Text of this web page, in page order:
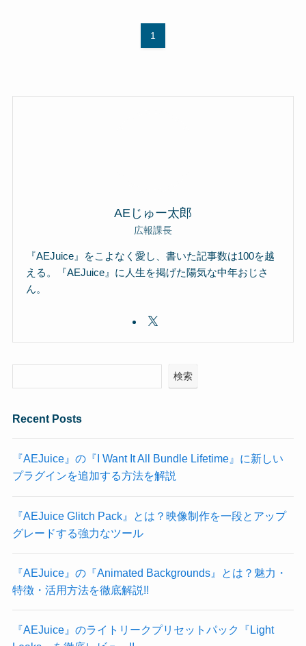
1
AEじゅー太郎
広報課長
『AEJuice』をこよなく愛し、書いた記事数は100を越
える。『AEJuice』に人生を掲げた陽気な中年おじさ
ん。
検索
Recent Posts
『AEJuice』の『I Want It All Bundle Lifetime』に新しい
プラグインを追加する方法を解説
『AEJuice Glitch Pack』とは？映像制作を一段とアップ
グレードする強力なツール
『AEJuice』の『Animated Backgrounds』とは？魅力・
特徴・活用方法を徹底解説!!
『AEJuice』のライトリークプリセットパック『Light